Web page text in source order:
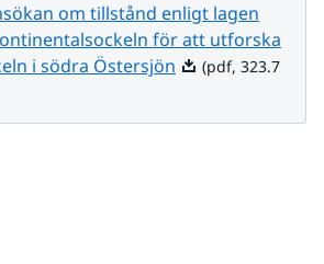
om tillstånd enligt lagen
för att utforska
i södra Östersjön Pdf, 323.7 kB.
(pdf, 323.7